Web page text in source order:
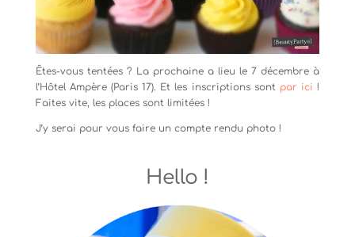
Êtes-vous tentées ? La prochaine a lieu le 7 décembre à
l’Hôtel Ampère (Paris 17). Et les inscriptions sont par ici !
Faites vite, les places sont limitées !
J’y serai pour vous faire un compte rendu photo !
Hello !